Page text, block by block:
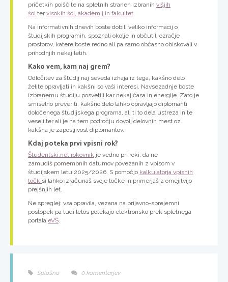
pričetkih poiščite na spletnih straneh izbranih višjih
šoltervisokih šol, akademij in fakultet.
Na informativnih dnevih boste dobili veliko informacij o
študijskih programih, spoznali okolje in občutili ozračje
prostorov, katere boste redno ali pa samo občasno obiskovali v
prihodnjih nekaj letih.
Kako vem, kam naj grem?
Odločitev za študij naj seveda izhaja iz tega, kakšno delo
želite opravljati in kakšni so vaši interesi. Navsezadnje boste
izbranemu študiju posvetili kar nekaj časa in energije. Zato je
smiselno preveriti, kakšno delo lahko opravljajo diplomanti
določenega študijskega programa, ali ti to dela ustreza in te
veseli ter ali je na tem področju dovolj delovnih mest oz.
kakšna je zaposljivost diplomantov.
Kdaj poteka prvi vpisni rok?
Študentski.net rokovnik je vedno pri roki, da ne
zamudiš pomembnih datumov povezanih z vpisom v
študijskem letu 2025/2026. S pomočjo kalkulatorja vpisnih
točk si lahko izračunaš svoje točke in primerjaš z omejitvijo
prejšnjih let.
Ne spreglej: vsa opravila, vezana na prijavno-sprejemni
postopek pa tudi letos potekajo elektronsko prek spletnega
portala eVŠ.
Splošno 0 komentarjev